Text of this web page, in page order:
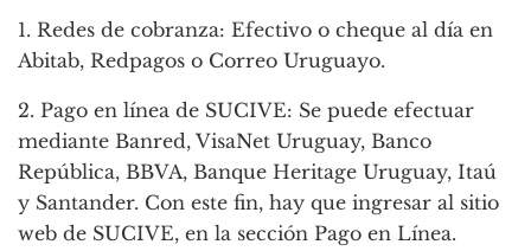
1. Redes de cobranza: Efectivo o cheque al día en
Abitab, Redpagos o Correo Uruguayo.
2. Pago en línea de SUCIVE: Se puede efectuar
mediante Banred, VisaNet Uruguay, Banco
República, BBVA, Banque Heritage Uruguay, Itaú
y Santander. Con este fin, hay que ingresar al sitio
web de SUCIVE, en la sección Pago en Línea.